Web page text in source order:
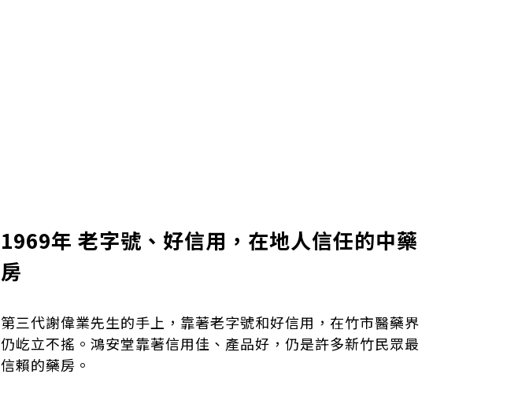
1969年 老字號、好信用，在地人信任的中藥
房
第三代謝偉業先生的手上，靠著老字號和好信用，在竹市醫藥界
仍屹立不搖。鴻安堂靠著信用佳、產品好，仍是許多新竹民眾最
信賴的藥房。